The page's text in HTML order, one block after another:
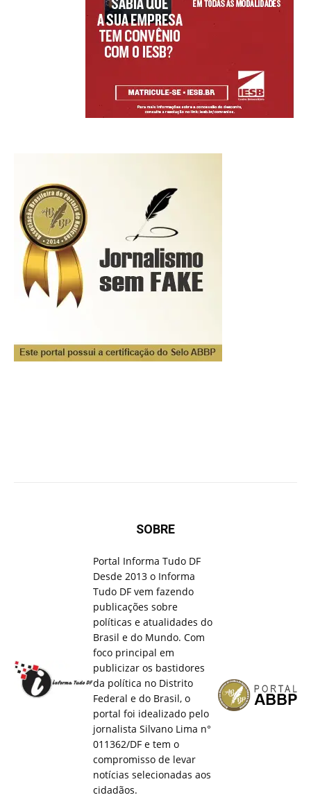
SOBRE
Portal Informa Tudo DF
Desde 2013 o Informa
Tudo DF vem fazendo
publicações sobre
políticas e atualidades do
Brasil e do Mundo. Com
foco principal em
publicizar os bastidores
da política no Distrito
Federal e do Brasil, o
portal foi idealizado pelo
jornalista Silvano Lima n°
011362/DF e tem o
compromisso de levar
notícias selecionadas aos
cidadãos.